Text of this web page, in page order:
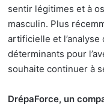
sentir légitimes et à
masculin. Plus
artificielle et
déterminants pour
souhaite continuer à
DrépaForce, un